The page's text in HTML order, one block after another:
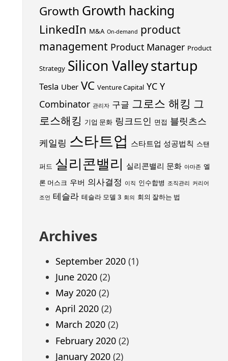
Growth Growth hacking
LinkedIn M&A On-demand product
management Product Manager Product
Strategy Silicon Valleystartup
Tesla Uber VC Venture Capital YC Y
Combinator 관리자 구글 그로스 해킹 그
로스해킹 기업 문화 링크드인 면접 블릿츠스
케일링 스타트업 스타트업 성공법칙 스탠
퍼드 실리콘밸리 실리콘밸리 문화 아마존 엘
론 머스크 우버 의사결정 이직 인수합병 조직관리 커리어
조언 테슬라 테슬라 모델 3 회의 회의 잘하는 법
Archives
September 2020(1)
June 2020(2)
May 2020(2)
April 2020(2)
March 2020(2)
February 2020(2)
January 2020(2)